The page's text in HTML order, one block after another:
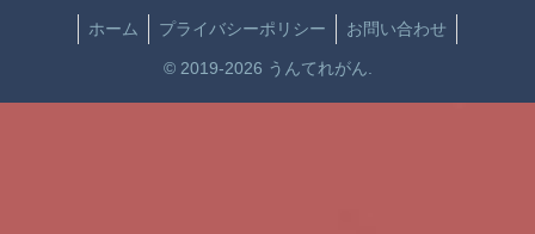
ホーム プライバシーポリシー お問い合わせ
© 2019-2026 うんてれがん.